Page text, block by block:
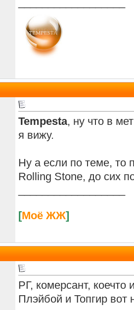
Tempesta, ну что в
я вижу.
Ну а если по теме, то
Rolling Stone, до сих
[Моё ЖЖ]
РГ, комерсант, коечто
Плэйбой и Топгир вот